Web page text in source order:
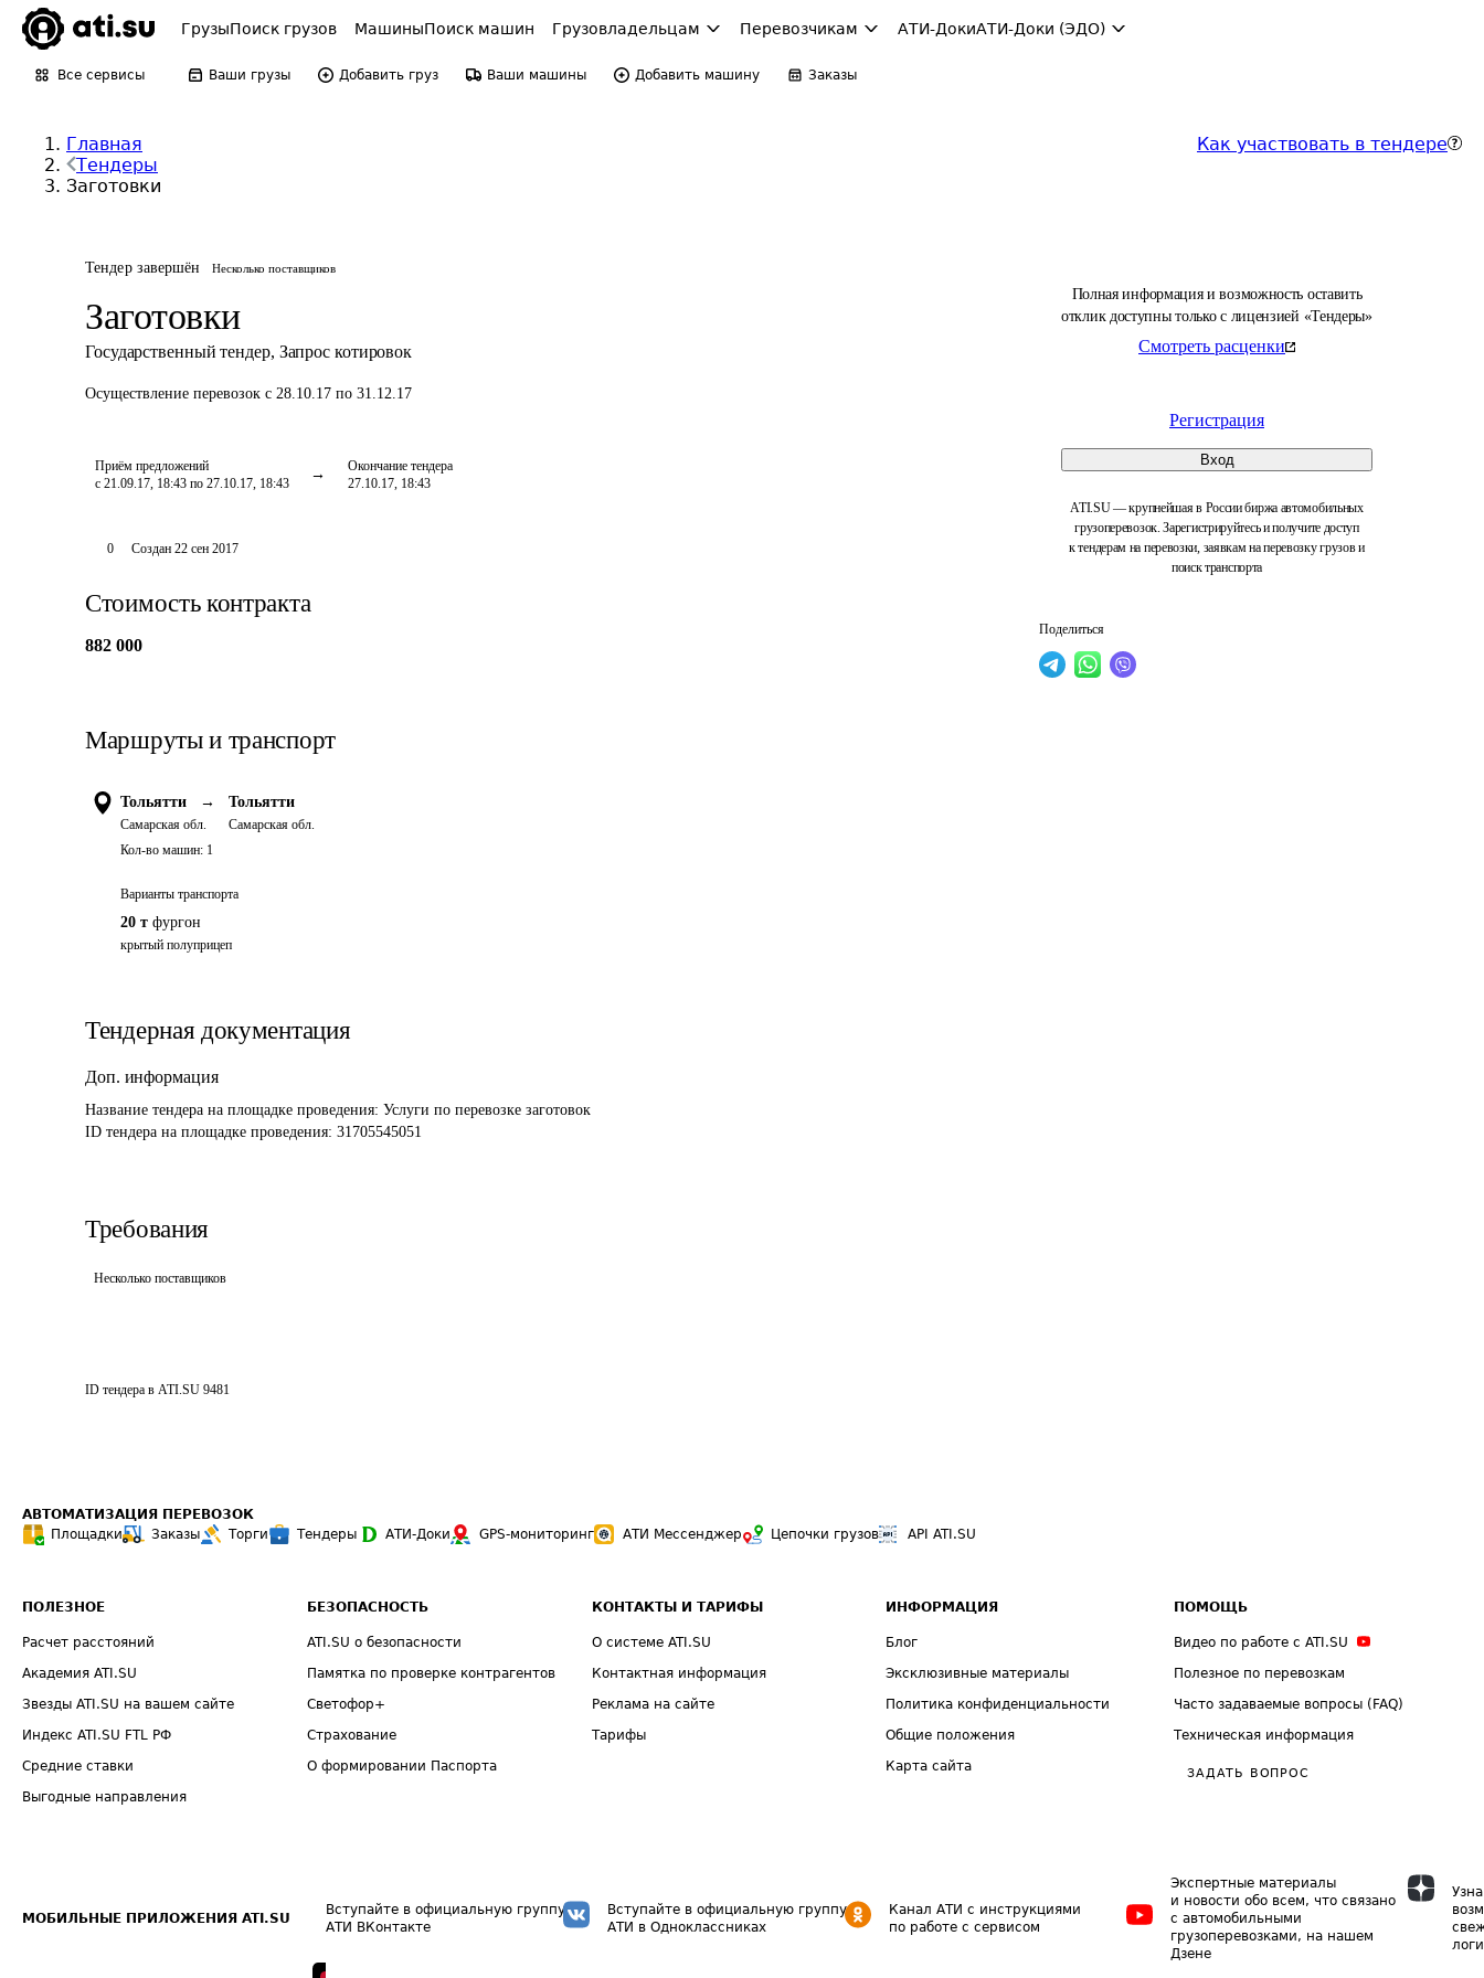
ГрузыПоиск грузов МашиныПоиск машин Грузовладельцам Перевозчикам АТИ-ДокиАТИ-Доки (ЭДО)
Все сервисы Ваши грузы Добавить груз Ваши машины Добавить машину Заказы
Главная
Тендеры
Заготовки
Как участвовать в тендере
Тендер завершён Несколько поставщиков
Заготовки
Государственный тендер, Запрос котировок
Осуществление перевозок с 28.10.17 по 31.12.17
Приём предложений
с 21.09.17, 18:43 по 27.10.17, 18:43
Окончание тендера
27.10.17, 18:43
Полная информация и возможность оставить
отклик доступны только с лицензией «Тендеры»
Смотреть расценки
Регистрация
Вход
ATI.SU — крупнейшая в России биржа автомобильных
грузоперевозок. Зарегистрируйтесь и получите доступ
к тендерам на перевозки, заявкам на перевозку грузов и
поиск транспорта
Поделиться
0 Создан 22 сен 2017
Стоимость контракта
882 000
Маршруты и транспорт
Тольятти →
Самарская обл.
Тольятти
Самарская обл.
Кол-во машин: 1
Варианты транспорта
20 т фургон
крытый полуприцеп
Тендерная документация
Доп. информация
Название тендера на площадке проведения: Услуги по перевозке заготовок
ID тендера на площадке проведения: 31705545051
Требования
Несколько поставщиков
ID тендера в ATI.SU 9481
АВТОМАТИЗАЦИЯ ПЕРЕВОЗОК
Площадки
Заказы Торги Тендеры АТИ-Доки GPS-мониторинг АТИ Мессенджер Цепочки грузов API ATI.SU
ПОЛЕЗНОЕ
Расчет расстояний
Академия ATI.SU
Звезды ATI.SU на вашем сайте
Индекс ATI.SU FTL РФ
Средние ставки
Выгодные направления
БЕЗОПАСНОСТЬ
ATI.SU о безопасности
Памятка по проверке контрагентов
Светофор+
Страхование
О формировании Паспорта
КОНТАКТЫ И ТАРИФЫ
О системе ATI.SU
Контактная информация
Реклама на сайте
Тарифы
ИНФОРМАЦИЯ
Блог
Эксклюзивные материалы
Политика конфиденциальности
Общие положения
Карта сайта
ПОМОЩЬ
Видео по работе с ATI.SU
Полезное по перевозкам
Часто задаваемые вопросы (FAQ)
Техническая информация
ЗАДАТЬ ВОПРОС
МОБИЛЬНЫЕ ПРИЛОЖЕНИЯ ATI.SU
Вступайте в официальную группу
АТИ ВКонтакте
Вступайте в официальную группу
АТИ в Одноклассниках
Канал АТИ с инструкциями
по работе с сервисом
Экспертные материалы
и новости обо всем, что связано
с автомобильными
грузоперевозками, на нашем
Дзене